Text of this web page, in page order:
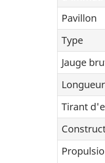
Pavillon
Type
Jauge
Longueur
Tirant